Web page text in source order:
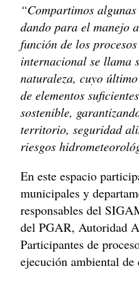
“Compartimos
dando para el manejo
función de los
internacional se llama
naturaleza, cuyo
de elementos
sostenible,
territorio, seguridad
riesgos
En este espacio
municipales y
responsables del
del PGAR, Autoridad
Participantes de
ejecución ambiental